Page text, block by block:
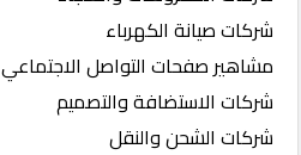
شركات صيانة الكهرباء
مشاهير صفحات التواصل الاجتماعي
شركات الاستضافة والتصميم
شركات الشحن والنقل